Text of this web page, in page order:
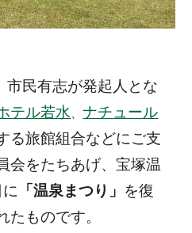
市民有志が発起人とな
テル若水 、ナチュール
る旅館組合などにご支
会をたちあげ、宝塚温
「温泉まつり」 を復
たものです。